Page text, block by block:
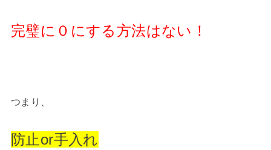
完璧に０にする方法はない！
つまり、
防止or手入れ